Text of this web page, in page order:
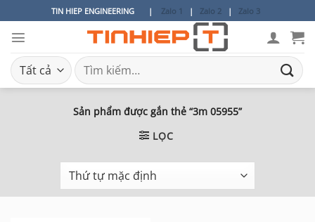
qua
nội
dung
TIN HIEP ENGINEERING | Zalo 1 | Zalo 2| Zalo 3
Tìm
kiếm:
Sản phẩm được gắn thẻ “3m 05955”
LỌC